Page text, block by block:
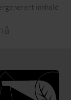
innhold